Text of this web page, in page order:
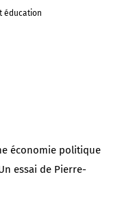
éducation
économie politique
essai de Pierre-